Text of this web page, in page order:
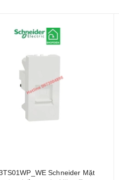
Schneider Mặt